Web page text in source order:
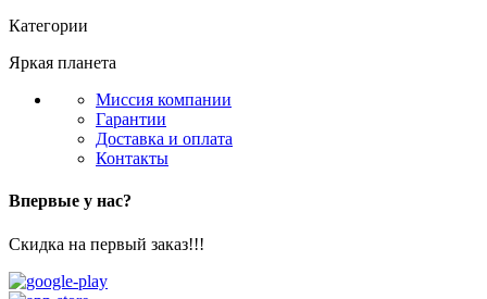
Категории
Яркая планета
Миссия компании
Гарантии
Доставка и оплата
Контакты
Впервые у нас?
Скидка на первый заказ!!!